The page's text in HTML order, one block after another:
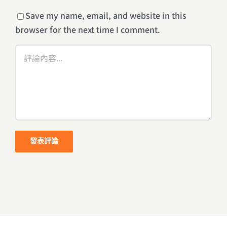
Save my name, email, and website in this
browser for the next time I comment.
Comment